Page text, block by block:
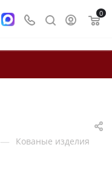
0
— Кованые изделия